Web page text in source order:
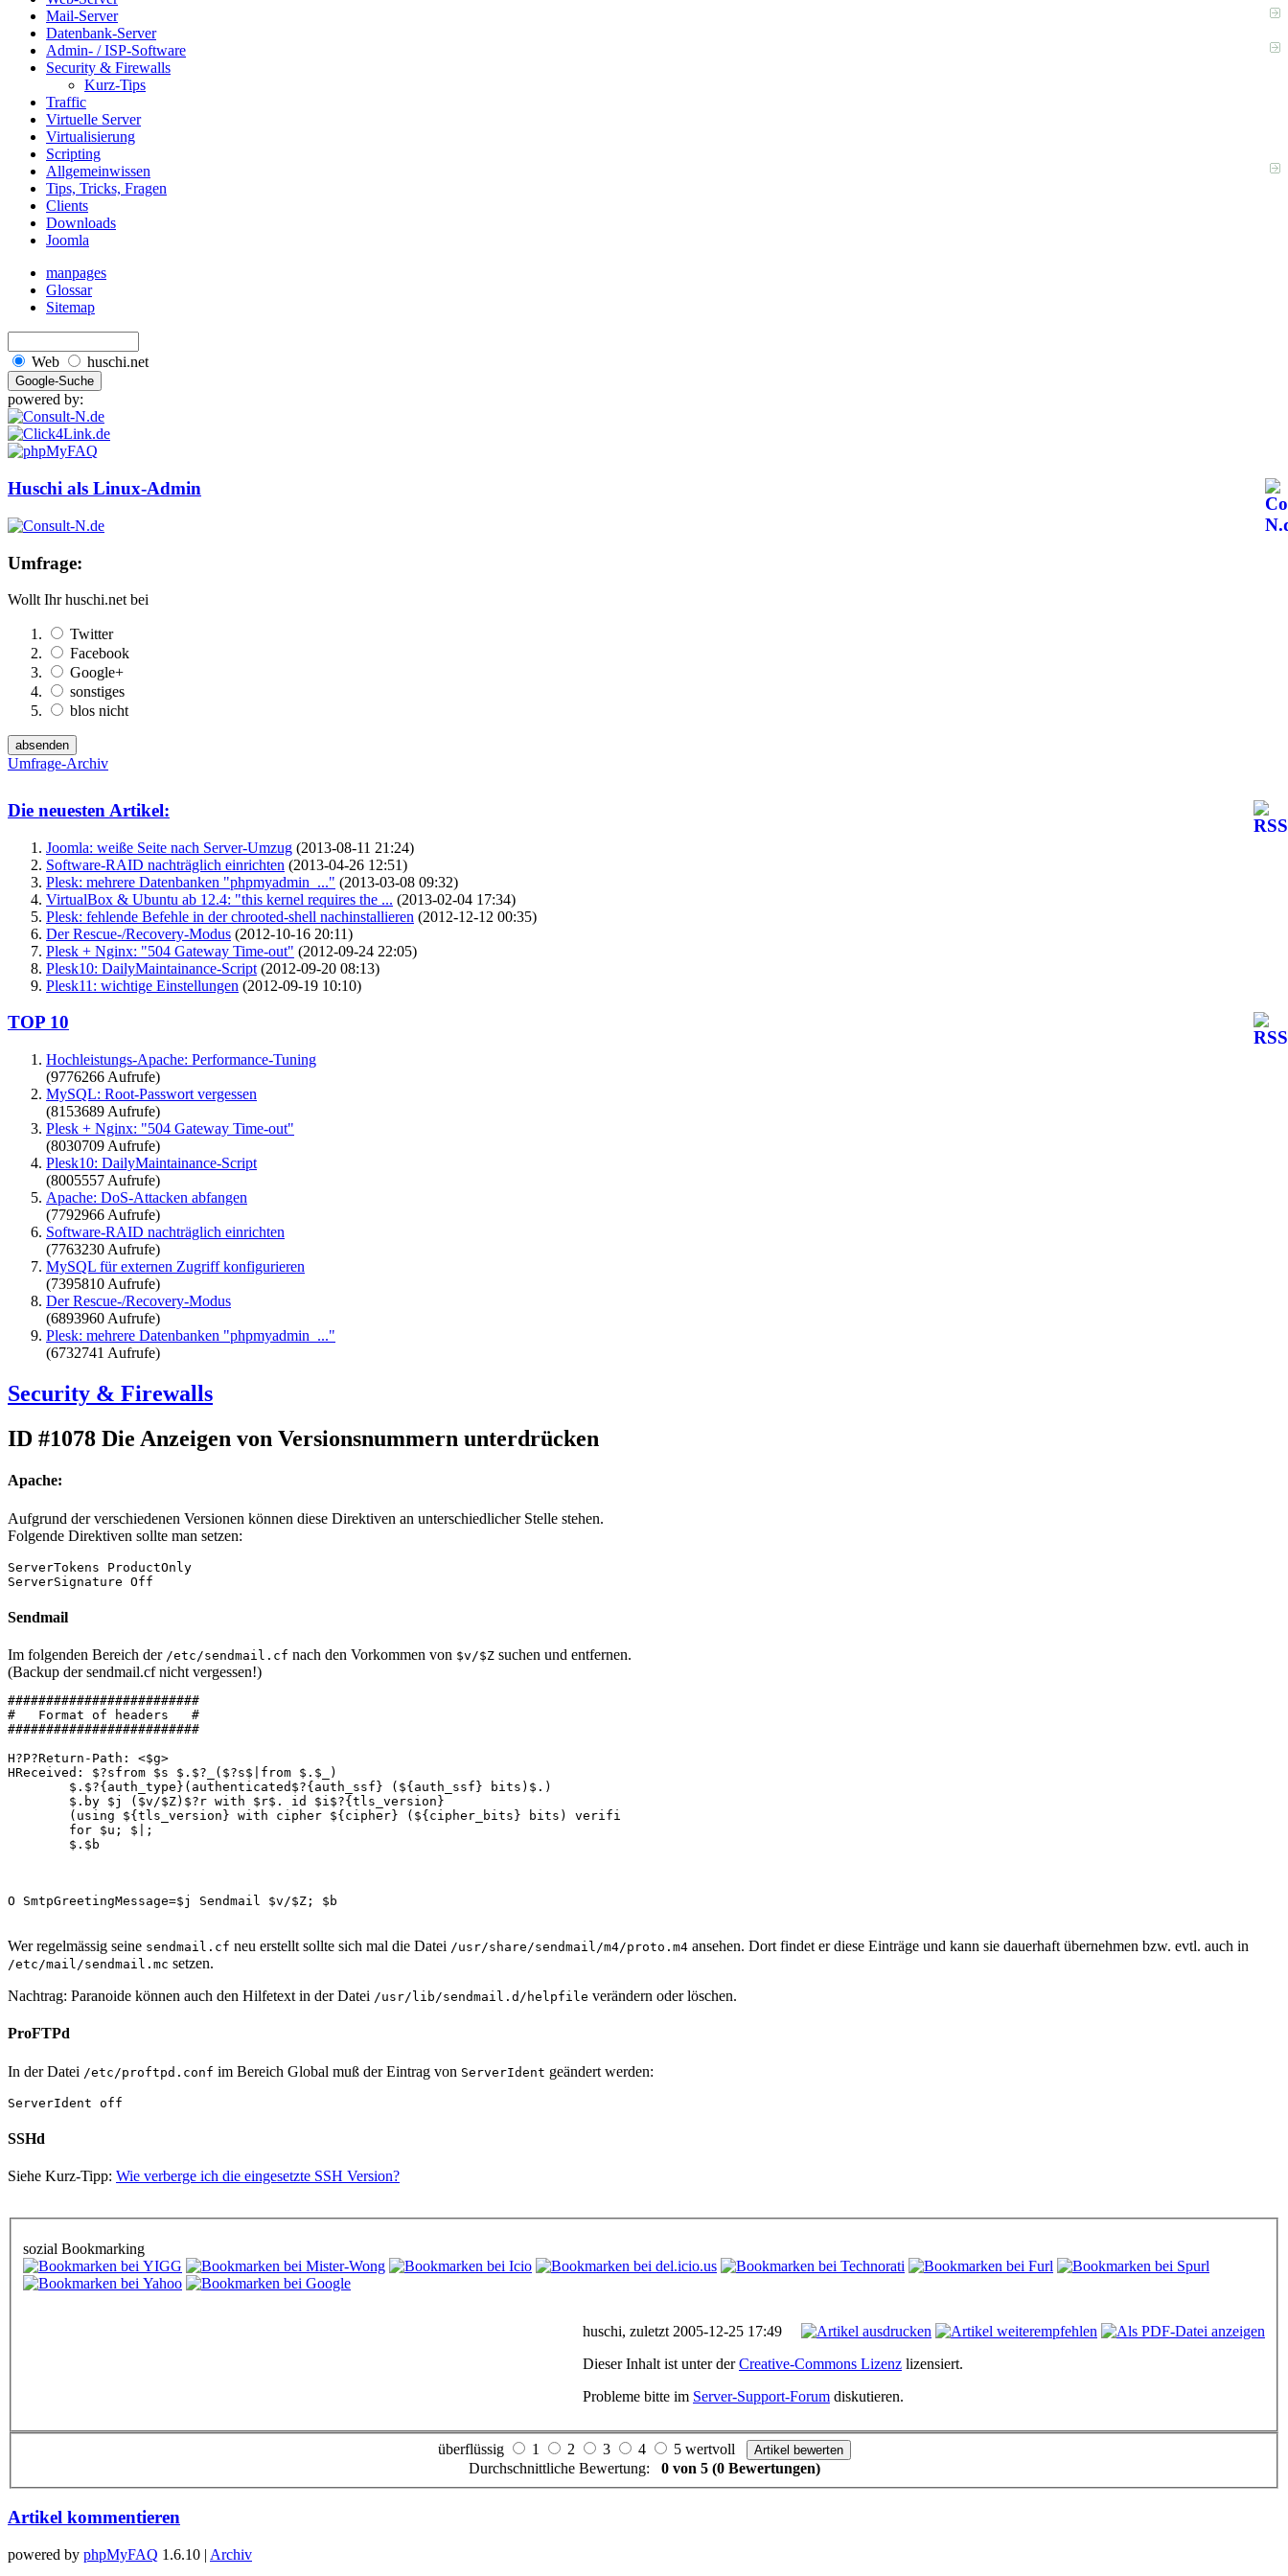
Mail-Server
Datenbank-Server
Admin- / ISP-Software
Security & Firewalls
Kurz-Tips
Traffic
Virtuelle Server
Virtualisierung
Scripting
Allgemeinwissen
Tips, Tricks, Fragen
Clients
Downloads
Joomla
manpages
Glossar
Sitemap
Web huschi.net
powered by:
Huschi als Linux-Admin
Umfrage:
Wollt Ihr huschi.net bei
Twitter
Facebook
Google+
sonstiges
blos nicht
Umfrage-Archiv
Die neuesten Artikel:
Joomla: weiße Seite nach Server-Umzug (2013-08-11 21:24)
Software-RAID nachträglich einrichten (2013-04-26 12:51)
Plesk: mehrere Datenbanken "phpmyadmin_..." (2013-03-08 09:32)
VirtualBox & Ubuntu ab 12.4: "this kernel requires the ... (2013-02-04 17:34)
Plesk: fehlende Befehle in der chrooted-shell nachinstallieren (2012-12-12 00:35)
Der Rescue-/Recovery-Modus (2012-10-16 20:11)
Plesk + Nginx: "504 Gateway Time-out" (2012-09-24 22:05)
Plesk10: DailyMaintainance-Script (2012-09-20 08:13)
Plesk11: wichtige Einstellungen (2012-09-19 10:10)
TOP 10
Hochleistungs-Apache: Performance-Tuning
(9776266 Aufrufe)
MySQL: Root-Passwort vergessen
(8153689 Aufrufe)
Plesk + Nginx: "504 Gateway Time-out"
(8030709 Aufrufe)
Plesk10: DailyMaintainance-Script
(8005557 Aufrufe)
Apache: DoS-Attacken abfangen
(7792966 Aufrufe)
Software-RAID nachträglich einrichten
(7763230 Aufrufe)
MySQL für externen Zugriff konfigurieren
(7395810 Aufrufe)
Der Rescue-/Recovery-Modus
(6893960 Aufrufe)
Plesk: mehrere Datenbanken "phpmyadmin_..."
(6732741 Aufrufe)
Security & Firewalls
ID #1078 Die Anzeigen von Versionsnummern unterdrücken
Apache:
Aufgrund der verschiedenen Versionen können diese Direktiven an unterschiedlicher Stelle stehen.
Folgende Direktiven sollte man setzen:
ServerTokens ProductOnly
ServerSignature Off
Sendmail
Im folgenden Bereich der /etc/sendmail.cf nach den Vorkommen von $v/$Z suchen und entfernen.
(Backup der sendmail.cf nicht vergessen!)
#########################
#   Format of headers   #
#########################
H?P?Return-Path: <$g>
HReceived: $?sfrom $s $.$?_($?s$|from $.$_)
        $.$?{auth_type}(authenticated$?{auth_ssf} (${auth_ssf} bits)$.)
        $.by $j ($v/$Z)$?r with $r$. id $i$?{tls_version}
        (using ${tls_version} with cipher ${cipher} (${cipher_bits} bits) verifi
        for $u; $|;
        $.$b
O SmtpGreetingMessage=$j Sendmail $v/$Z; $b
Wer regelmässig seine sendmail.cf neu erstellt sollte sich mal die Datei /usr/share/sendmail/m4/proto.m4 ansehen. Dort findet er diese Einträge und kann sie dauerhaft übernehmen bzw. evtl. auch in
/etc/mail/sendmail.mc setzen.
Nachtrag: Paranoide können auch den Hilfetext in der Datei /usr/lib/sendmail.d/helpfile verändern oder löschen.
ProFTPd
In der Datei /etc/proftpd.conf im Bereich Global muß der Eintrag von ServerIdent geändert werden:
ServerIdent off
SSHd
Siehe Kurz-Tipp: Wie verberge ich die eingesetzte SSH Version?
sozial Bookmarking
huschi, zuletzt 2005-12-25 17:49
Dieser Inhalt ist unter derCreative-Commons Lizenz lizensiert.
Probleme bitte im Server-Support-Forum diskutieren.
überflüssig 1 2 3 4
5 wertvoll
Durchschnittliche Bewertung: 0 von 5 (0 Bewertungen)
Artikel kommentieren
powered by phpMyFAQ 1.6.10 | Archiv